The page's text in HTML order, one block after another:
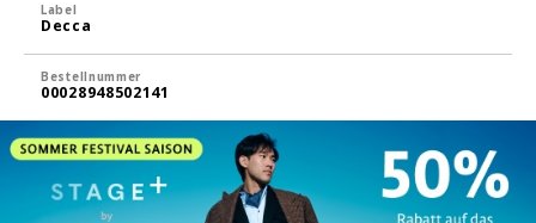
Label
Decca
Bestellnummer
00028948502141